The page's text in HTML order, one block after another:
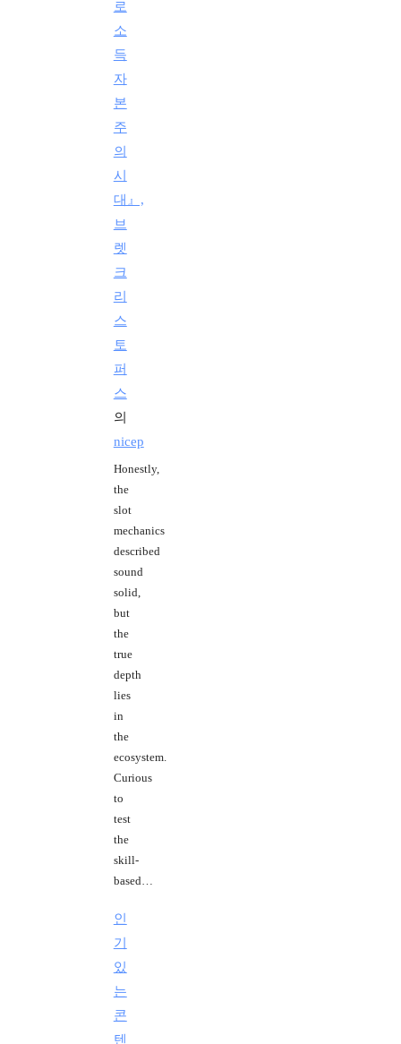
로
소
득
자
본
주
의
시
대』,
브
렛
크
리
스
토
퍼
스
의
nicep
Honestly,
the
slot
mechanics
described
sound
solid,
but
the
true
depth
lies
in
the
ecosystem.
Curious
to
test
the
skill-
based…
인
기
있
는
콘
텐